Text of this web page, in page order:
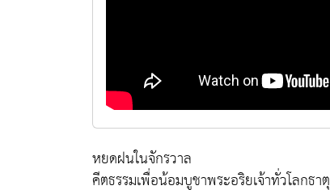
หยดฝนในจักรวาล
คีตธรรมเพื่อน้อมบูชาพระอริยเจ้าทั่วโลกธาตุ